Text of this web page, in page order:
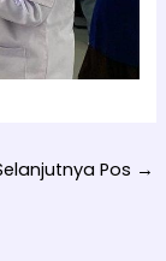
Pos →